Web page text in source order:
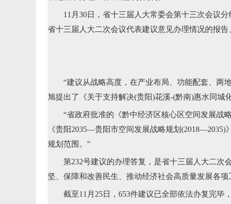
11月30日，省十三届人大常委会第十三次会议分
省十三届人大二次会议代表建议意见办理情况的报
“建议从战略高度，在产业布局、功能配套、两地
旭提出了《关于支持解决(贵阳)花溪-(黔南)惠水同城
“省政府批准的《黔中经济区核心区空间发展战略
《贵阳2035—贵阳市空间发展战略规划
规划范围。”
第232号建议的办理答复，是省十三届人大二次会
坚、保障和改善民生、推动经济社会高质量发展各
截至11月25日，653件建议已全部依法办复完毕，